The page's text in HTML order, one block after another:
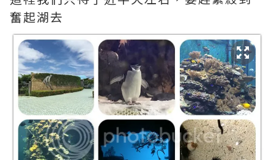
奮起湖去